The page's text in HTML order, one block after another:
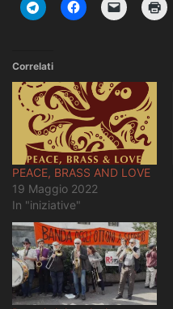
Correlati
PEACE, BRASS AND LOVE
19 Maggio 2022
In "iniziative"